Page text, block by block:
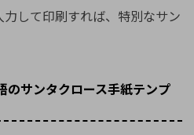
して印刷すれば、特別なサン
サンタクロース手紙テンプ